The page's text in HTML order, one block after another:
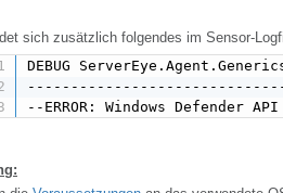
sich zusätzlich folgendes im Sensor-
DEBUG
--ERROR: Windows